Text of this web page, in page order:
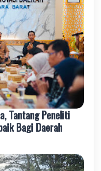
Tantang Peneliti
Bagi Daerah